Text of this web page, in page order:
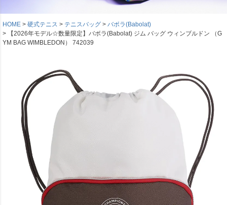
HOME 硬式テニス テニスバッグ
バボラ(Babolat)
【2026年モデル☆数量限定】バボラ(Babolat) ジム バッグ ウィンブルドン （G
YM BAG WIMBLEDON） 742039